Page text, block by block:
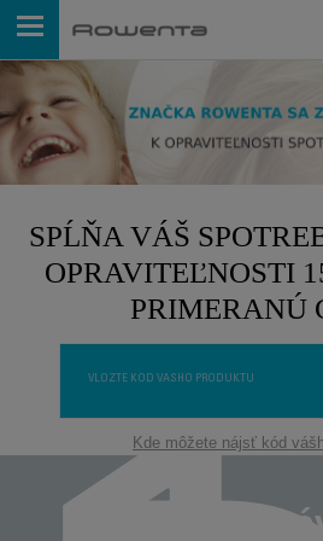
SPĹŇA VÁŠ
OPRAVITEĽNOSTI
PRIMERANÚ
Kde môžete nájsť kód
Čo je to